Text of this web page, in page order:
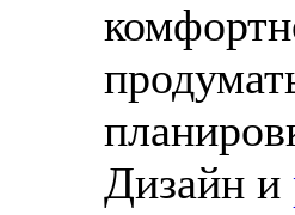
Дизайн и